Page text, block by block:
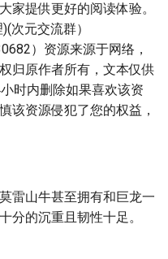
家提供更好的阅读体验。
次元交流群）
）资源来源于网络，
归原作者所有，文本仅供
时内删除如果喜欢该资
该资源侵犯了您的权益，
雷山牛甚至拥有和巨龙一
分的沉重且韧性十足。